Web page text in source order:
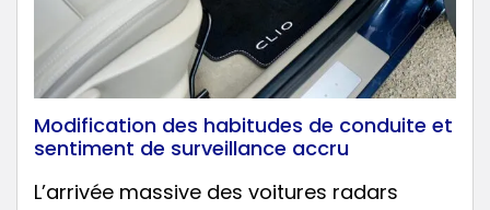
Modification des habitudes de conduite et
sentiment de surveillance accru
L’arrivée massive des voitures radars